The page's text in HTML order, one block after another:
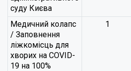
суду Києва
Медичний колапс
/ Заповнення
ліжкомісць для
хворих на COVID-
19 на 100%
1